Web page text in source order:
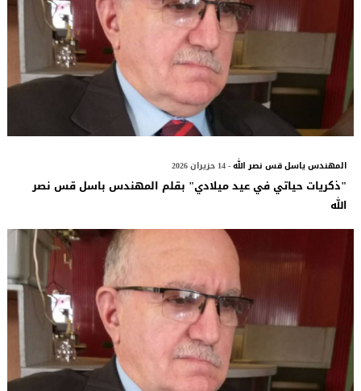
المهندس ياسل قس نصر الله- 14 حزيران 2026
"ذكريات حياتي في عيد ميلادي" بقلم المهندس باسل قس نصر
الله